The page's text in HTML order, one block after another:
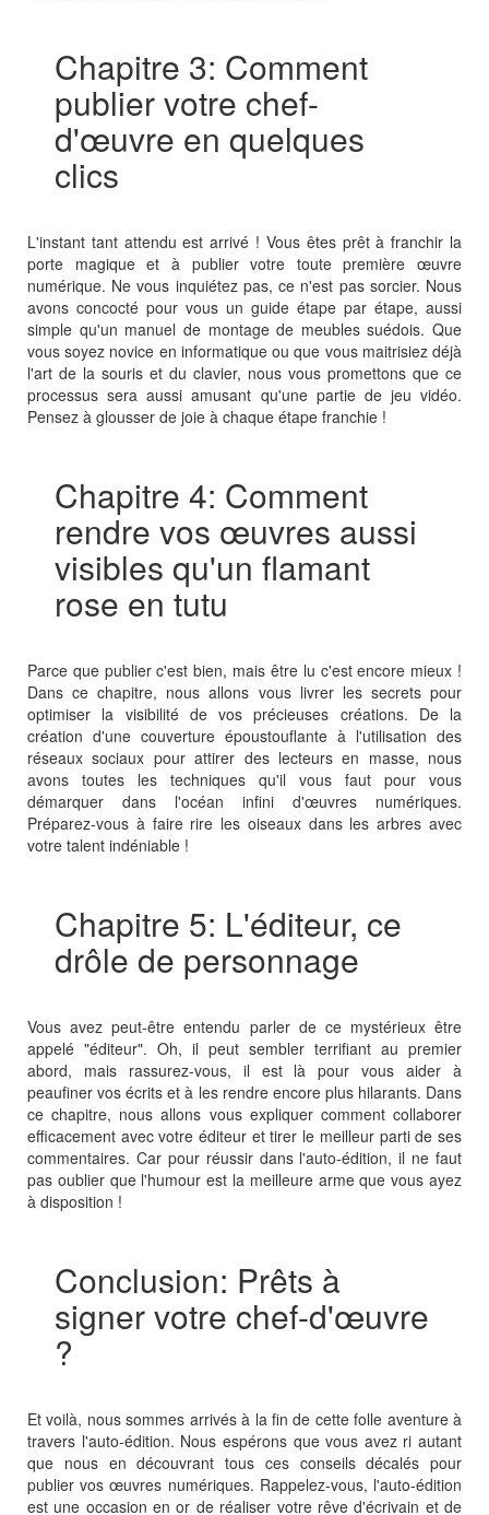
Chapitre 3: Comment
publier votre chef-
d'œuvre en quelques
clics
L'instant tant attendu est arrivé ! Vous êtes prêt à franchir la
porte magique et à publier votre toute première œuvre
numérique. Ne vous inquiétez pas, ce n'est pas sorcier. Nous
avons concocté pour vous un guide étape par étape, aussi
simple qu'un manuel de montage de meubles suédois. Que
vous soyez novice en informatique ou que vous maitrisiez déjà
l'art de la souris et du clavier, nous vous promettons que ce
processus sera aussi amusant qu'une partie de jeu vidéo.
Pensez à glousser de joie à chaque étape franchie !
Chapitre 4: Comment
rendre vos œuvres aussi
visibles qu'un flamant
rose en tutu
Parce que publier c'est bien, mais être lu c'est encore mieux !
Dans ce chapitre, nous allons vous livrer les secrets pour
optimiser la visibilité de vos précieuses créations. De la
création d'une couverture époustouflante à l'utilisation des
réseaux sociaux pour attirer des lecteurs en masse, nous
avons toutes les techniques qu'il vous faut pour vous
démarquer dans l'océan infini d'œuvres numériques.
Préparez-vous à faire rire les oiseaux dans les arbres avec
votre talent indéniable !
Chapitre 5: L'éditeur, ce
drôle de personnage
Vous avez peut-être entendu parler de ce mystérieux être
appelé "éditeur". Oh, il peut sembler terrifiant au premier
abord, mais rassurez-vous, il est là pour vous aider à
peaufiner vos écrits et à les rendre encore plus hilarants. Dans
ce chapitre, nous allons vous expliquer comment collaborer
efficacement avec votre éditeur et tirer le meilleur parti de ses
commentaires. Car pour réussir dans l'auto-édition, il ne faut
pas oublier que l'humour est la meilleure arme que vous ayez
à disposition !
Conclusion: Prêts à
signer votre chef-d'œuvre
?
Et voilà, nous sommes arrivés à la fin de cette folle aventure à
travers l'auto-édition. Nous espérons que vous avez ri autant
que nous en découvrant tous ces conseils décalés pour
publier vos œuvres numériques. Rappelez-vous, l'auto-édition
est une occasion en or de réaliser votre rêve d'écrivain et de